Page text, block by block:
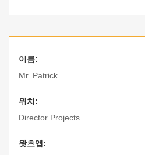
이름:
Mr. Patrick
위치:
Director Projects
왓츠앱: